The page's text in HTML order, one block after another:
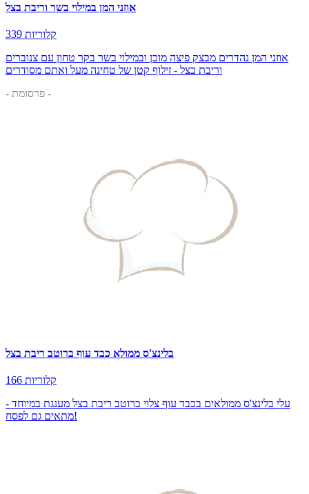
אוזני המן במילוי בשר וריבת בצל
339 קלוריות
אוזני המן נהדרים מבצק פיצה מוכן ובמילוי בשר בקר טחון עם צנוברים
וריבת בצל - זילוף קטן של טחינה מעל ואתם מסודרים
- פרסומת -
בלינצ'ס ממולא כבד עוף ברוטב ריבת בצל
166 קלוריות
עלי בלינצ'ס ממולאים בכבד עוף צלוי ברוטב ריבת בצל מענגת במיוחד -
מתאים גם לפסח!